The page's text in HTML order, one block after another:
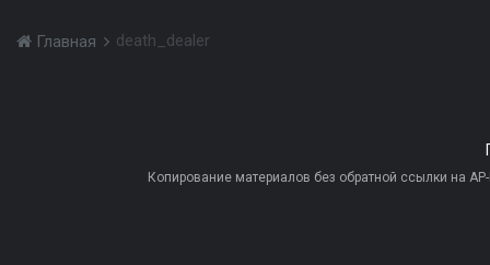
Главная death_dealer
Копирование материалов без обратной ссылки на